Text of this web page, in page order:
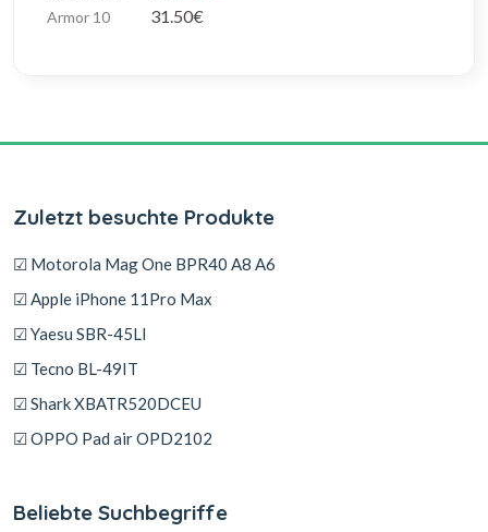
31.50€
Zuletzt besuchte Produkte
☑ Motorola Mag One BPR40 A8 A6
☑ Apple iPhone 11Pro Max
☑ Yaesu SBR-45LI
☑ Tecno BL-49IT
☑ Shark XBATR520DCEU
☑ OPPO Pad air OPD2102
Beliebte Suchbegriffe